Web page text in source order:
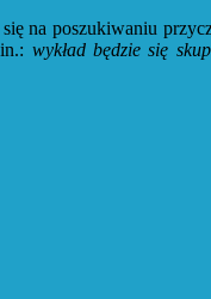
na poszukiwaniu
wykład będzie się